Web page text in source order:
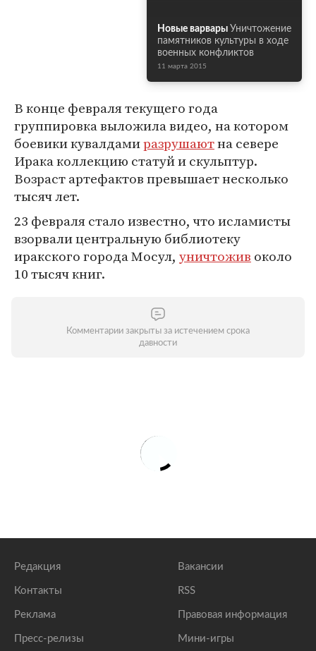
Новые варвары Уничтожение
памятников культуры в ходе
военных конфликтов
11 марта 2015
В конце февраля текущего года
группировка выложила видео, на котором
боевики кувалдамиразрушаютна севере
Ирака коллекцию статуй и скульптур.
Возраст артефактов превышает несколько
тысяч лет.
23 февраля стало известно, что исламисты
взорвали центральную библиотеку
иракского города Мосул, уничтожив около
10 тысяч книг.
Комментарии закрыты за истечением срока
давности
Редакция
Контакты
Реклама
Пресс-релизы
Вакансии
RSS
Правовая информация
Мини-игры